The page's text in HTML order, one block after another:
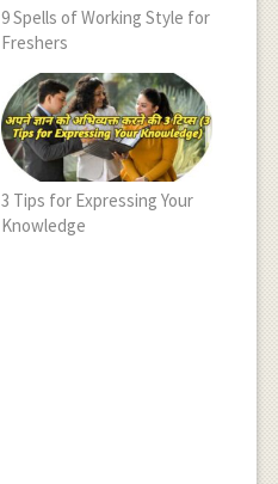
9 Spells of Working Style for
Freshers
3 Tips for Expressing Your
Knowledge